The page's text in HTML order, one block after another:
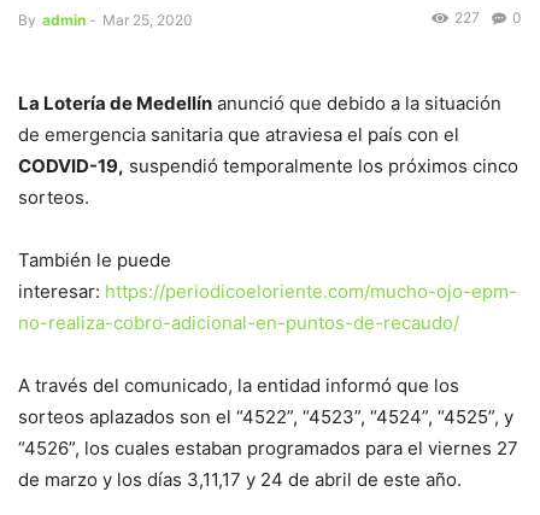
By admin - Mar 25, 2020 0
227
La Lotería de Medellín anunció que debido a la situación
de emergencia sanitaria que atraviesa el país con el
CODVID-19, suspendió temporalmente los próximos cinco
sorteos.
También le puede
interesar: https://periodicoeloriente.com/mucho-ojo-epm-
no-realiza-cobro-adicional-en-puntos-de-recaudo/
A través del comunicado, la entidad informó que los
sorteos aplazados son el “4522”, “4523”, “4524”, “4525”, y
“4526”, los cuales estaban programados para el viernes 27
de marzo y los días 3,11,17 y 24 de abril de este año.